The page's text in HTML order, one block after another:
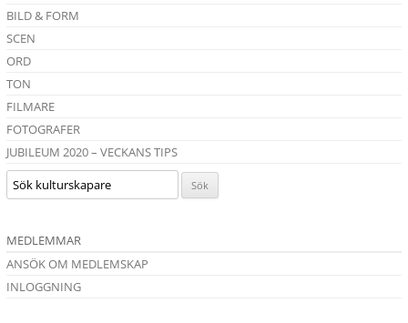
BILD & FORM
SCEN
ORD
TON
FILMARE
FOTOGRAFER
JUBILEUM 2020 – VECKANS TIPS
MEDLEMMAR
ANSÖK OM MEDLEMSKAP
INLOGGNING